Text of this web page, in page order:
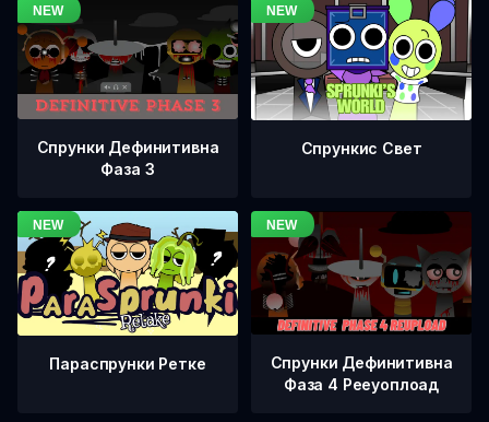
Спрунки Дефинитивна
Фаза 3
Спрункис Свет
Параспрунки Ретке
Спрунки Дефинитивна
Фаза 4 Рееуоплоад